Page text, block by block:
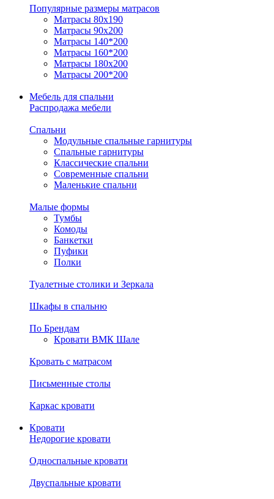
Популярные размеры матрасов
Матрасы 80x190
Матрасы 90x200
Матрасы 140*200
Матрасы 160*200
Матрасы 180x200
Матрасы 200*200
Мебель для спальни
Распродажа мебели
Спальни
Модульные спальные гарнитуры
Спальные гарнитуры
Классические спальни
Современные спальни
Маленькие спальни
Малые формы
Тумбы
Комоды
Банкетки
Пуфики
Полки
Туалетные столики и Зеркала
Шкафы в спальню
По Брендам
Кровати ВМК Шале
Кровать с матрасом
Письменные столы
Каркас кровати
Кровати
Недорогие кровати
Односпальные кровати
Двуспальные кровати